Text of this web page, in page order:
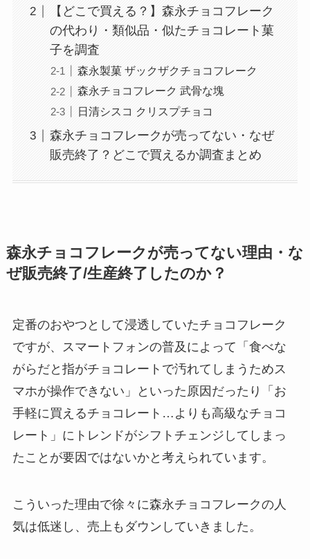
【どこで買える？】森永チョコフレーク
の代わり・類似品・似たチョコレート菓
子を調査
森永製菓 ザックザクチョコフレーク
森永チョコフレーク 武骨な塊
日清シスコ クリスプチョコ
森永チョコフレークが売ってない・なぜ
販売終了？どこで買えるか調査まとめ
森永チョコフレークが売ってない理由・な
ぜ販売終了/生産終了したのか？
定番のおやつとして浸透していたチョコフレーク
ですが、スマートフォンの普及によって「食べな
がらだと指がチョコレートで汚れてしまうためス
マホが操作できない」といった原因だったり「お
手軽に買えるチョコレート…よりも高級なチョコ
レート」にトレンドがシフトチェンジしてしまっ
たことが要因ではないかと考えられています。
こういった理由で徐々に森永チョコフレークの人
気は低迷し、売上もダウンしていきました。